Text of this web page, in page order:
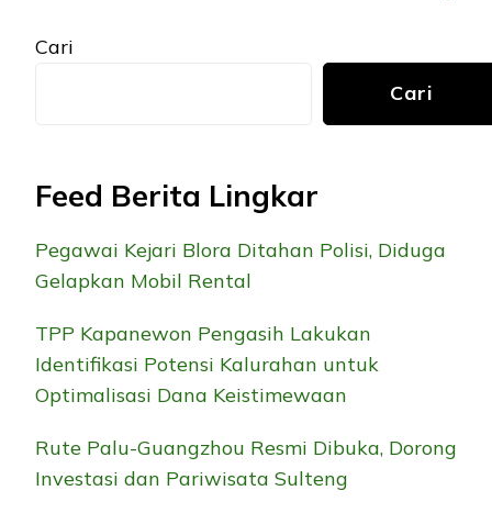
Cari
Cari
Feed Berita Lingkar
Pegawai Kejari Blora Ditahan Polisi, Diduga
Gelapkan Mobil Rental
TPP Kapanewon Pengasih Lakukan
Identifikasi Potensi Kalurahan untuk
Optimalisasi Dana Keistimewaan
Rute Palu-Guangzhou Resmi Dibuka, Dorong
Investasi dan Pariwisata Sulteng